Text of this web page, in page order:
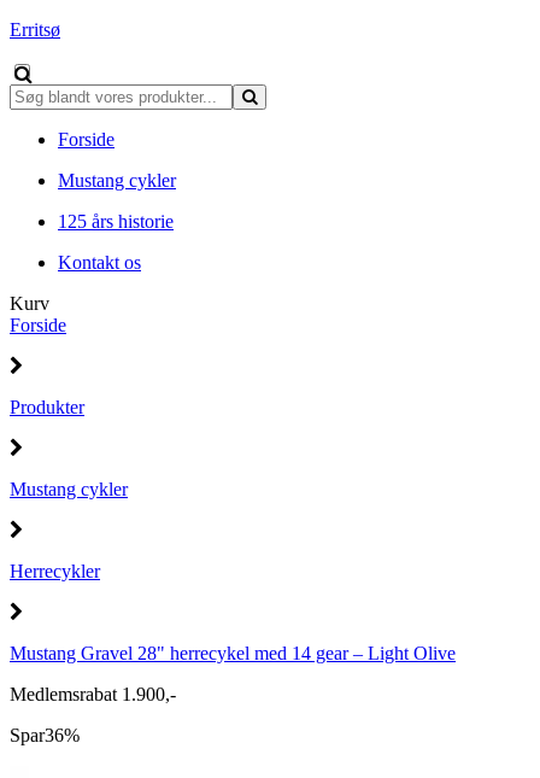
Erritsø
Forside
Mustang cykler
125 års historie
Kontakt os
Kurv
Forside
Produkter
Mustang cykler
Herrecykler
Mustang Gravel 28" herrecykel med 14 gear – Light Olive
Medlemsrabat 1.900,-
Spar36%